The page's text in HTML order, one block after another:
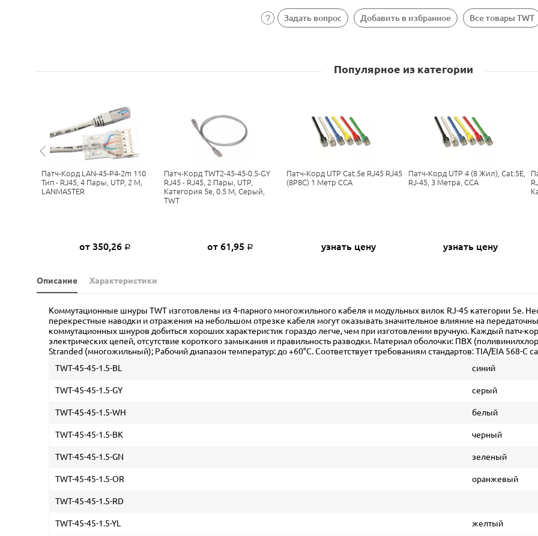
Задать вопрос Добавить в избранное Все товары TWT
Популярное из категории
Патч-Корд LAN-45-P4-2m 110
Тип - RJ45, 4 Пары, UTP, 2 М,
LANMASTER
от 350,26 Р
Патч-Корд TWT2-45-45-0.5-GY
RJ45 - RJ45, 2 Пары, UTP,
Категория 5е, 0.5 М, Серый,
TWT
от 61,95 Р
Патч-Корд UTP Cat.5e RJ45 RJ45
(8P8C) 1 Метр CCA
узнать цену
Патч-Корд UTP 4 (8 Жил), Cat.5E,
RJ-45, 3 Метра, CCA
узнать цену
Описание Характеристики
Коммутационные шнуры TWT изготовлены из 4-парного многожильного кабеля и модульных вилок RJ-45 категории 5е.
перекрестные наводки и отражения на небольшом отрезке кабеля могут оказывать значительное влияние на
коммутационных шнуров добиться хороших характеристик гораздо легче, чем при изготовлении вручную. Каждый патч-
электрических цепей, отсутствие короткого замыкания и правильность разводки. Материал оболочки: ПВХ
Stranded (многожильный); Рабочий диапазон температур: до +60°С. Соответствует требованиям стандартов: TIA/EIA 568-C
TWT-45-45-1.5-BL
синий
TWT-45-45-1.5-GY серый
TWT-45-45-1.5-WH белый
TWT-45-45-1.5-BK черный
TWT-45-45-1.5-GN зеленый
TWT-45-45-1.5-OR оранжевый
TWT-45-45-1.5-RD
TWT-45-45-1.5-YL желтый